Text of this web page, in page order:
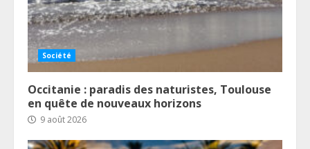
Société
Occitanie : paradis des naturistes, Toulouse
en quête de nouveaux horizons
9 août 2026